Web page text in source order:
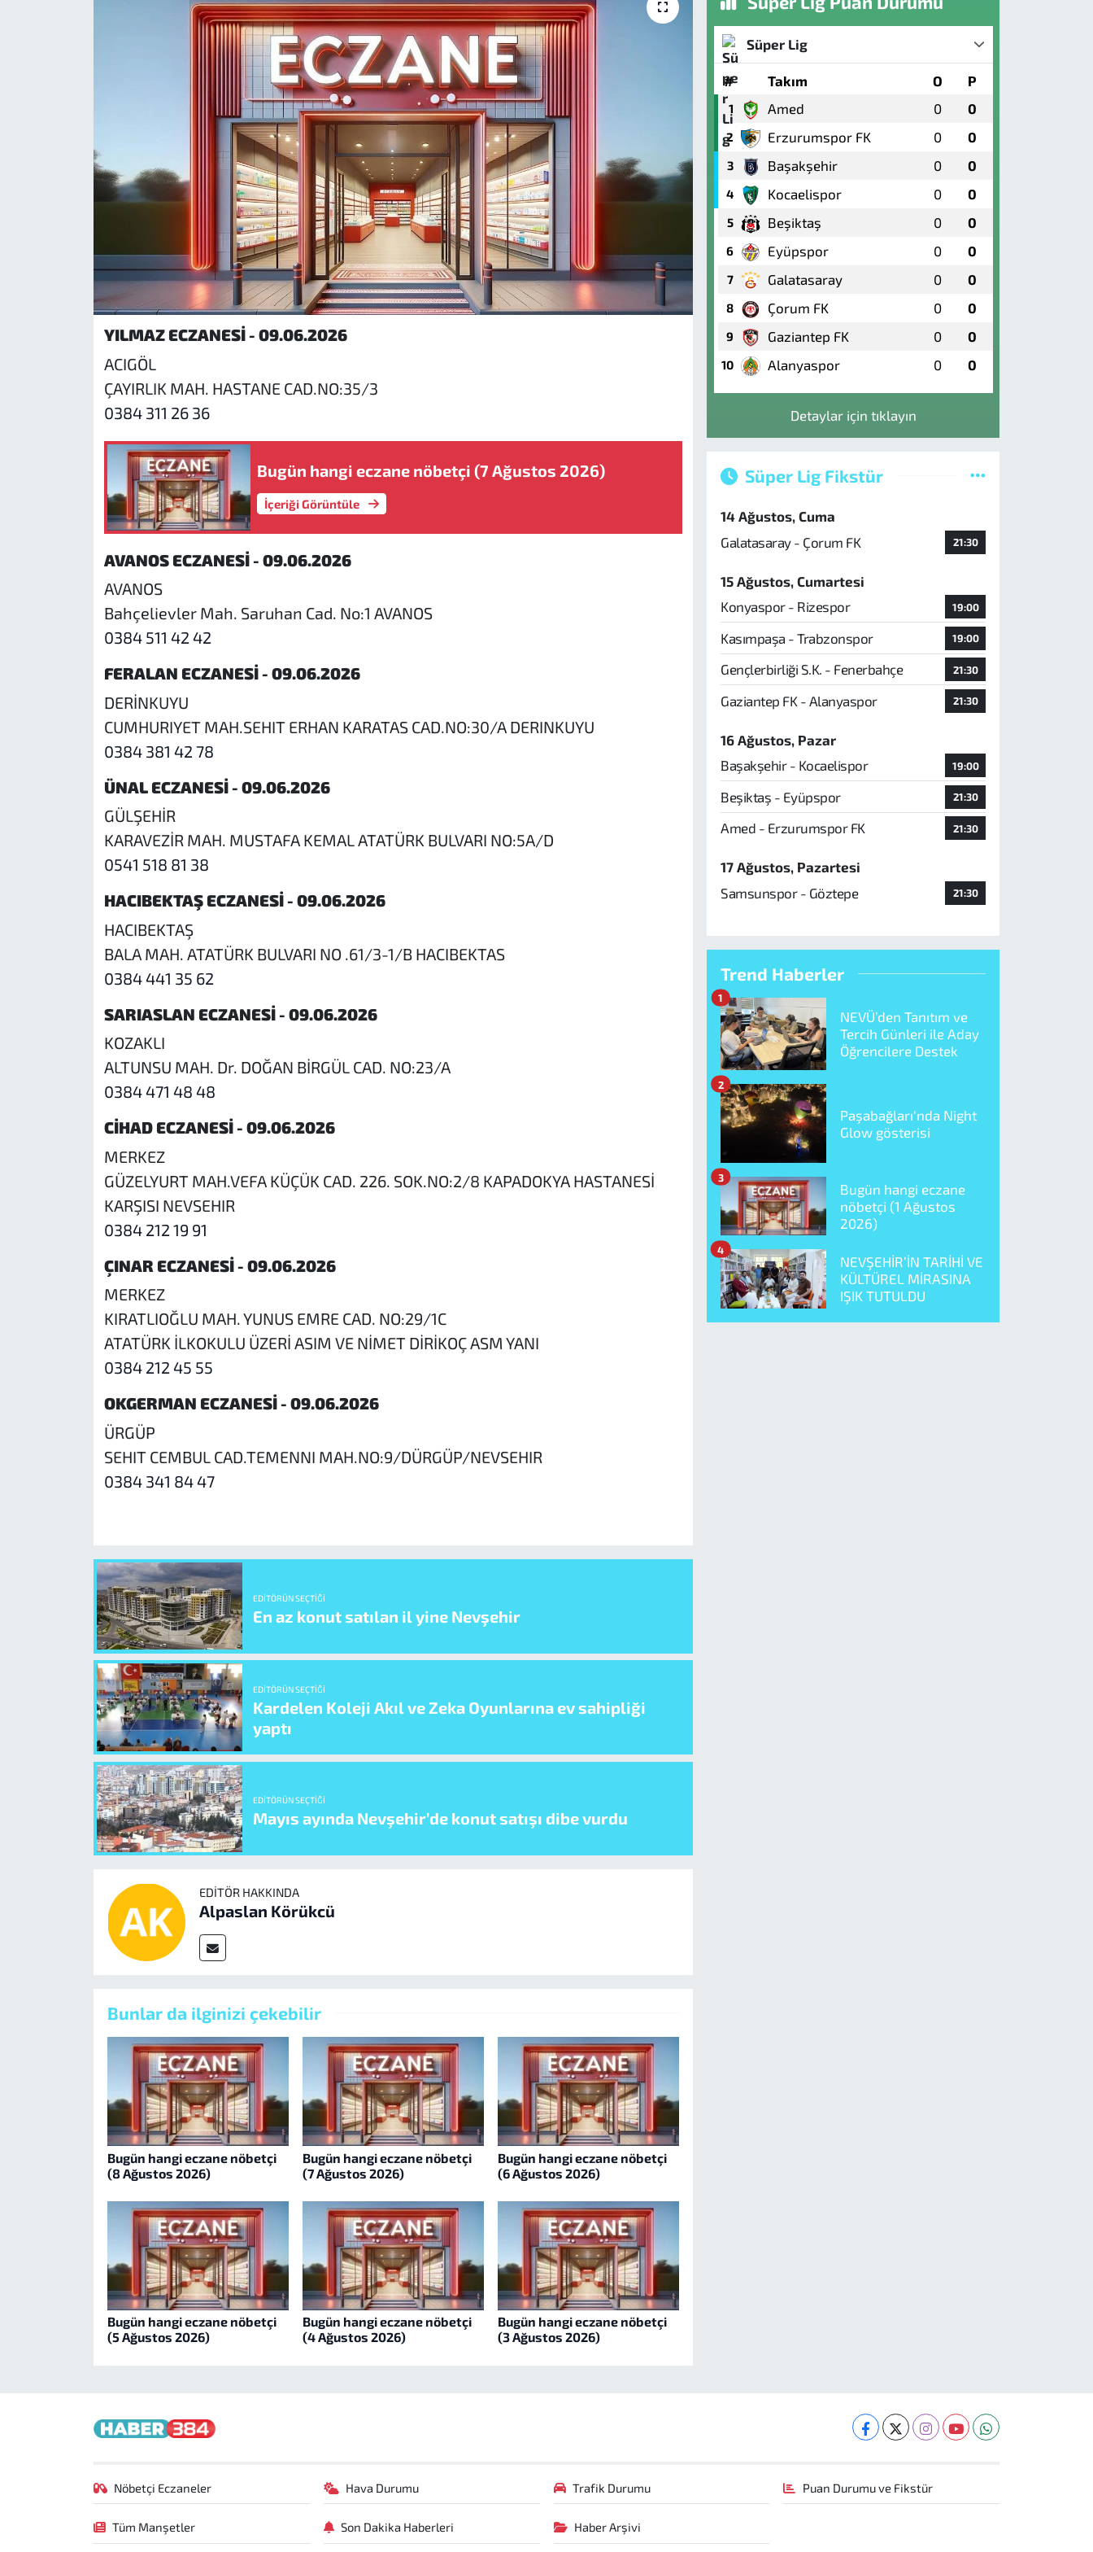
YILMAZ ECZANESİ - 09.06.2026
ACIGÖL
ÇAYIRLIK MAH. HASTANE CAD.NO:35/3
0384 311 26 36
Bugün hangi eczane nöbetçi (7 Ağustos 2026)
İçeriği Görüntüle
AVANOS ECZANESİ - 09.06.2026
AVANOS
Bahçelievler Mah. Saruhan Cad. No:1 AVANOS
0384 511 42 42
FERALAN ECZANESİ - 09.06.2026
DERİNKUYU
CUMHURIYET MAH.SEHIT ERHAN KARATAS CAD.NO:30/A DERINKUYU
0384 381 42 78
ÜNAL ECZANESİ - 09.06.2026
GÜLŞEHİR
KARAVEZİR MAH. MUSTAFA KEMAL ATATÜRK BULVARI NO:5A/D
0541 518 81 38
HACIBEKTAŞ ECZANESİ - 09.06.2026
HACIBEKTAŞ
BALA MAH. ATATÜRK BULVARI NO .61/3-1/B HACIBEKTAS
0384 441 35 62
SARIASLAN ECZANESİ - 09.06.2026
KOZAKLI
ALTUNSU MAH. Dr. DOĞAN BİRGÜL CAD. NO:23/A
0384 471 48 48
CİHAD ECZANESİ - 09.06.2026
MERKEZ
GÜZELYURT MAH.VEFA KÜÇÜK CAD. 226. SOK.NO:2/8 KAPADOKYA HASTANESİ
KARŞISI NEVSEHIR
0384 212 19 91
ÇINAR ECZANESİ - 09.06.2026
MERKEZ
KIRATLIOĞLU MAH. YUNUS EMRE CAD. NO:29/1C
ATATÜRK İLKOKULU ÜZERİ ASIM VE NİMET DİRİKOÇ ASM YANI
0384 212 45 55
OKGERMAN ECZANESİ - 09.06.2026
ÜRGÜP
SEHIT CEMBUL CAD.TEMENNI MAH.NO:9/DÜRGÜP/NEVSEHIR
0384 341 84 47
EDITÖRÜN SEÇTIĞI
En az konut satılan il yine Nevşehir
EDITÖRÜN SEÇTIĞI
Kardelen Koleji Akıl ve Zeka Oyunlarına ev sahipliği
yaptı
EDITÖRÜN SEÇTIĞI
Mayıs ayında Nevşehir’de konut satışı dibe vurdu
EDITÖR HAKKINDA
Alpaslan Körükcü
Bunlar da ilginizi çekebilir
Bugün hangi eczane nöbetçi
(8 Ağustos 2026)
Bugün hangi eczane nöbetçi
(7 Ağustos 2026)
Bugün hangi eczane nöbetçi
(6 Ağustos 2026)
Bugün hangi eczane nöbetçi
(5 Ağustos 2026)
Bugün hangi eczane nöbetçi
(4 Ağustos 2026)
Bugün hangi eczane nöbetçi
(3 Ağustos 2026)
Süper Lig
# Takım O P
1 Amed 0 0
2 Erzurumspor FK 0 0
3 Başakşehir 0 0
4 Kocaelispor 0 0
5 Beşiktaş 0 0
6 Eyüpspor 0 0
7 Galatasaray 0 0
8 Çorum FK 0 0
9 Gaziantep FK 0 0
10 Alanyaspor 0 0
Detaylar için tıklayın
Süper Lig Fikstür
14 Ağustos, Cuma
Galatasaray - Çorum FK
21:30
15 Ağustos, Cumartesi
Konyaspor - Rizespor
19:00
Kasımpaşa - Trabzonspor 19:00
Gençlerbirliği S.K. - Fenerbahçe 21:30
Gaziantep FK - Alanyaspor 21:30
16 Ağustos, Pazar
Başakşehir - Kocaelispor
19:00
Beşiktaş - Eyüpspor 21:30
Amed - Erzurumspor FK 21:30
17 Ağustos, Pazartesi
Samsunspor - Göztepe
21:30
Trend Haberler
NEVÜ’den Tanıtım ve
Tercih Günleri ile Aday
Öğrencilere Destek
1
Paşabağları'nda Night
Glow gösterisi
2
Bugün hangi eczane
nöbetçi (1 Ağustos
2026)
3
NEVŞEHİR’İN TARİHİ VE
KÜLTÜREL MİRASINA
IŞIK TUTULDU
4
Nöbetçi Eczaneler Hava Durumu Trafik Durumu Puan Durumu ve Fikstür
Tüm Manşetler Son Dakika Haberleri Haber Arşivi